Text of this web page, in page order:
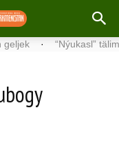
· “Nýukasl”